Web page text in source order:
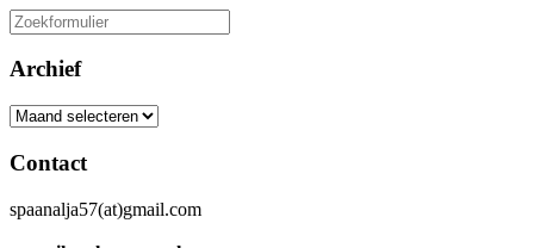
Zoeken
naar:
Archief
Archief
Contact
spaanalja57(at)gmail.com